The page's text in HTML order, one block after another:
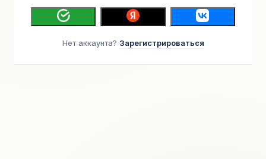
Нет аккаунта? Зарегистрироваться